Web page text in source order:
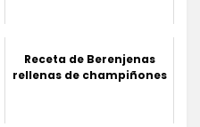
Receta de Berenjenas
rellenas de champiñones